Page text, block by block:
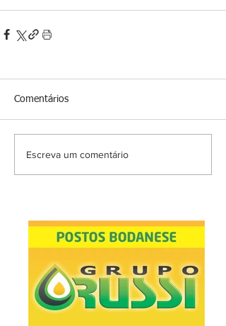
Comentários
Escreva um comentário